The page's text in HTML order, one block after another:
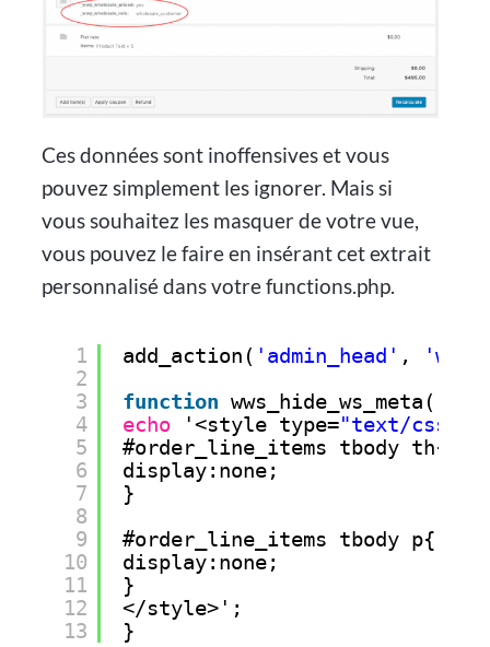
Ces données sont inoffensives et vous
pouvez simplement les ignorer. Mais si
vous souhaitez les masquer de votre vue,
vous pouvez le faire en insérant cet extrait
personnalisé dans votre functions.php.
1
2
3
4
5
6
7
8
9
10
11
12
13
add_action( 'admin_head' ,
function wws_hide_ws_meta() {
echo
'<style type="text/css"
#order_line_items tbody th{
display:none;
}
#order_line_items tbody p{
display:none;
}
</style>';
}